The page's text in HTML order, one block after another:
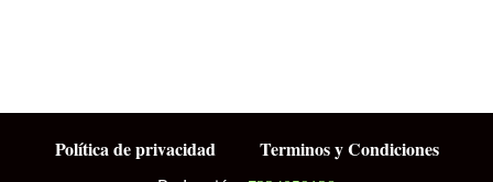
Política de privacidad Terminos y Condiciones